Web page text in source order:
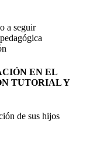
a seguir
EN EL
TUTORIAL Y
de sus hijos